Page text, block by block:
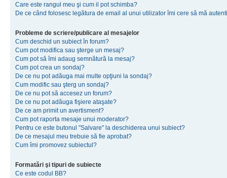
Care este rangul meu şi cum il pot schimba?
De ce când folosesc legătura de email al unui utilizator îmi cere să mă
Probleme de scriere/publicare al mesajelor
Cum deschid un subiect în forum?
Cum pot modifica sau şterge un mesaj?
Cum pot să îmi adaug semnătură la mesaj?
Cum pot crea un sondaj?
De ce nu pot adăuga mai multe opţiuni la sondaj?
Cum modific sau şterg un sondaj?
De ce nu pot să accesez un forum?
De ce nu pot adăuga fişiere ataşate?
De ce am primit un avertisment?
Cum pot raporta mesaje unui moderator?
Pentru ce este butonul "Salvare" la deschiderea unui subiect?
De ce mesajul meu trebuie să fie aprobat?
Cum îmi promovez subiectul?
Formatări şi tipuri de subiecte
Ce este codul BB?